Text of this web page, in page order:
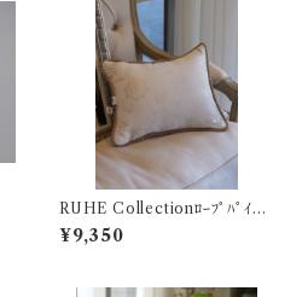
RUHE Collectionﾛｰﾌﾟﾊﾟｲﾋﾟ
ﾝｸﾞｸｯｼｮﾝ
¥9,350